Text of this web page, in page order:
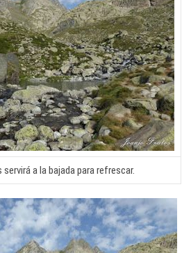
a la bajada para refrescar.